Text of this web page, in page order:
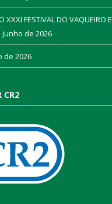
XXXI FESTIVAL DO VAQUEIRO E
junho de 2026
de 2026
CR2